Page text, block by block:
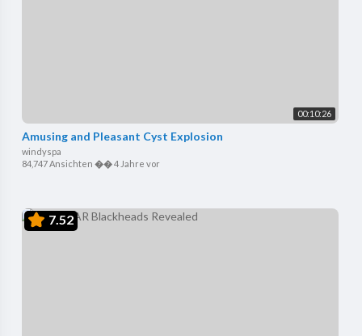
00:10:26
Amusing and Pleasant Cyst Explosion
windyspa
84,747 Ansichten ��4 Jahre vor
7.52